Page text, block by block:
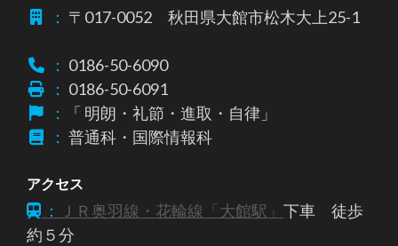
： 〒017-0052 秋田県大館市松木大上25-1
： 0186-50-6090
： 0186-50-6091
：
「 明朗・礼節・進取・自律」
： 普通科・国際情報科
アクセス
： ＪＲ奥羽線・花輪線「大館駅」 下車 徒歩
約５分